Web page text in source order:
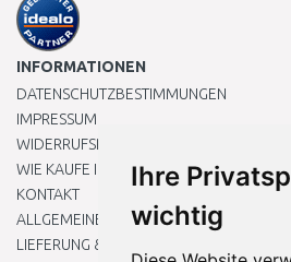
Ihre
wichtig
INFORMATIONEN
DATENSCHUTZBESTIMMUNGEN
IMPRESSUM
WIDERRUFSRECHT
WIE KAUFE ICH EIN?
KONTAKT
ALLGEMEINEN GESCHÄFTSBEDINGUNGEN
LIEFERUNG & ZAHLUNG